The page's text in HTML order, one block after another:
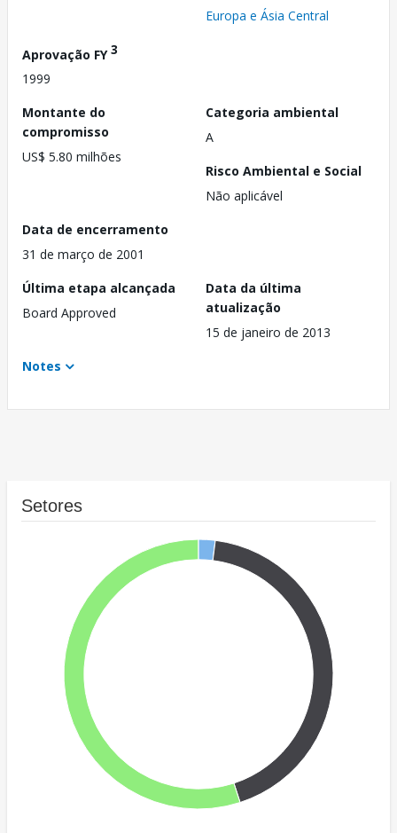
Europa e Ásia Central
Aprovação FY3
1999
Montante do
compromisso
US$ 5.80 milhões
Categoria ambiental
A
Risco Ambiental e Social
Não aplicável
Data de encerramento
31 de março de 2001
Última etapa alcançada
Board Approved
Data da última
atualização
15 de janeiro de 2013
Notes
Setores